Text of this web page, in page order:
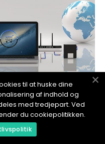
drikke: En Guide til
til at huske dine
af indhold og
med tredjepart. Ved
du cookiepolitikken.